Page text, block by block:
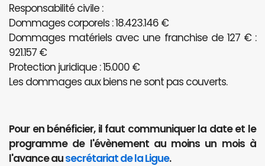
Responsabilité civile :
Dommages corporels : 18.423.146 €
Dommages matériels avec une franchise de 127 € :
921.157 €
Protection juridique : 15.000 €
Les dommages aux biens ne sont pas couverts.
Pour en bénéficier, il faut communiquer la date et le
programme de l'évènement au moins un mois à
l'avance ausecrétariat de la Ligue.